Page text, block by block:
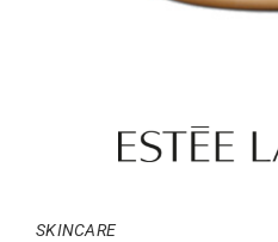
SKINCARE